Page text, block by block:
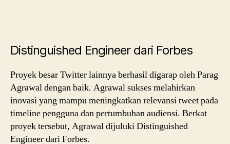
Distinguished Engineer dari Forbes
Proyek besar Twitter lainnya berhasil digarap oleh Parag
Agrawal dengan baik. Agrawal sukses melahirkan
inovasi yang mampu meningkatkan relevansi tweet pada
timeline pengguna dan pertumbuhan audiensi. Berkat
proyek tersebut, Agrawal dijuluki Distinguished
Engineer dari Forbes.